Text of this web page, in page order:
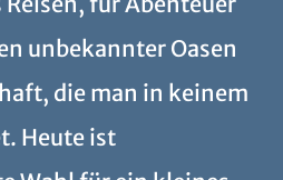
unbekannter Oasen
die man in keinem
Heute ist